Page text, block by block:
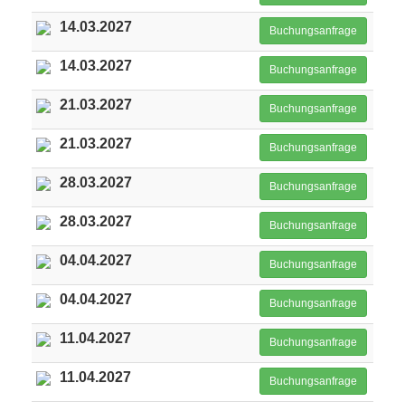
14.03.2027 Buchungsanfrage
14.03.2027 Buchungsanfrage
21.03.2027 Buchungsanfrage
21.03.2027 Buchungsanfrage
28.03.2027 Buchungsanfrage
28.03.2027 Buchungsanfrage
04.04.2027 Buchungsanfrage
04.04.2027 Buchungsanfrage
11.04.2027 Buchungsanfrage
11.04.2027 Buchungsanfrage